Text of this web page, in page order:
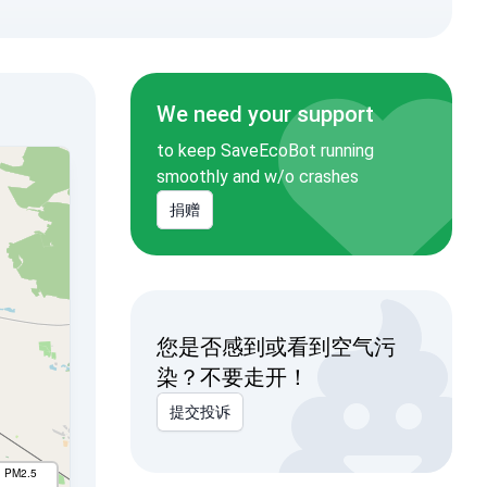
PM2.5
We need your support
to keep SaveEcoBot running
smoothly and w/o crashes
捐赠
您是否感到或看到空气污
染？不要走开！
提交投诉